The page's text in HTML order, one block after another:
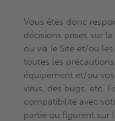
Vous êtes donc
décisions prises sur
ou via le Site et/ou
toutes les
équipement et/ou
virus, des bugs, etc.
compatibilité avec
partie ou figurent sur